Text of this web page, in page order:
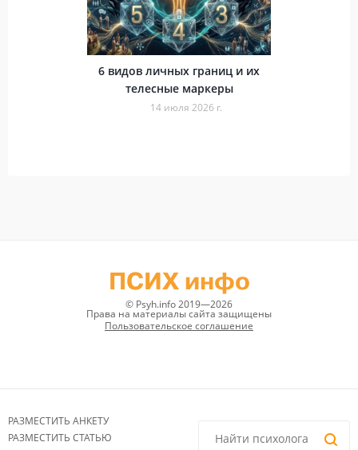
6 видов личных границ и их
телесные маркеры
14 июля 2026 г.
ПСИХ инфо
© Psyh.info 2019—2026
Права на материалы сайта защищены
Пользовательское соглашение
РАЗМЕСТИТЬ АНКЕТУ
РАЗМЕСТИТЬ СТАТЬЮ